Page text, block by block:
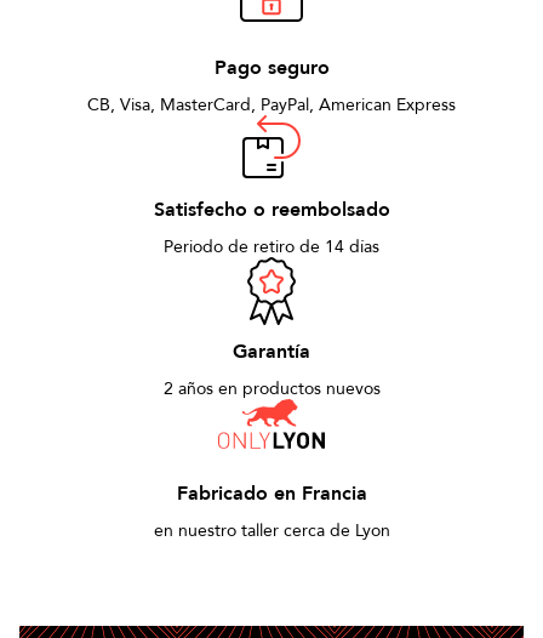
Pago seguro
CB, Visa, MasterCard, PayPal, American Express
Satisfecho o reembolsado
Periodo de retiro de 14 días
Garantía
2 años en productos nuevos
Fabricado en Francia
en nuestro taller cerca de Lyon